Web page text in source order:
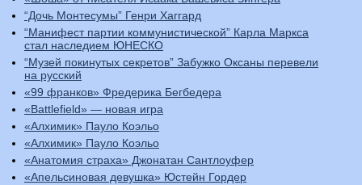
“Дочь Монтесумы” Генри Хаггард
“Манифест партии коммунистической” Карла Маркса
стал наследием ЮНЕСКО
“Музей покинутых секретов” Забужко Оксаны перевели
на русский
«99 франков» Фредерика Бегбедера
«Battlefield» — новая игра
«Алхимик» Пауло Коэльо
«Алхимик» Пауло Коэльо
«Анатомия страха» Джонатан Сантлоуфер
«Апельсиновая девушка» Юстейн Гордер